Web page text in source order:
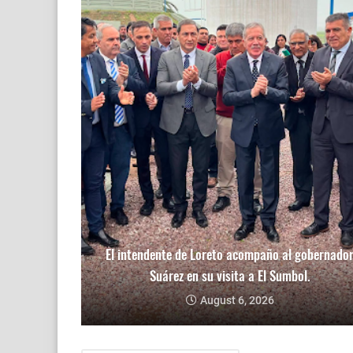
El intendente de Loreto acompaño al gobernador
Suárez en su visita a El Sumbol.
August 6, 2026